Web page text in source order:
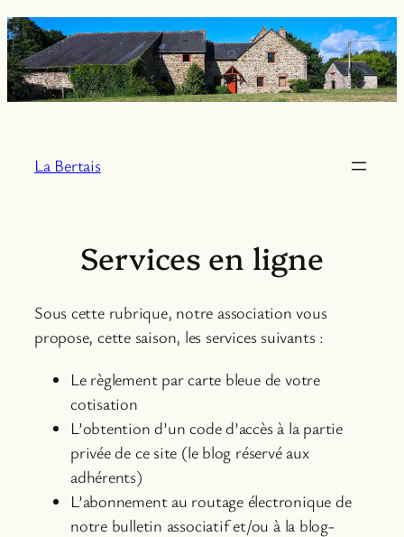
Aller
au
contenu
La Bertais
Services en ligne
Sous cette rubrique, notre association vous
propose, cette saison, les services suivants :
Le règlement par carte bleue de votre
cotisation
L’obtention d’un code d’accès à la partie
privée de ce site (le blog réservé aux
adhérents)
L’abonnement au routage électronique de
notre bulletin associatif et/ou à la blog-